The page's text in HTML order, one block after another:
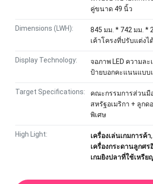
คู่ขนาด 49 นิ้ว
Dimensions (LWH):
845 มม. * 742 มม. *
เค้าโครงที่ปรับแต่งไ
Display Technology:
จอภาพ LED ความละ
ป้ายบอกคะแนนแบบ
Target Specifications:
คณะกรรมการส่วนมื
สหรัฐอเมริกา + ลูก
พิเศษ
High Light: เครื่องเล่นเกมการค้า,
เครื่องกระดานลูกศร
เกมยิงปลาที่ใช้เหรีย